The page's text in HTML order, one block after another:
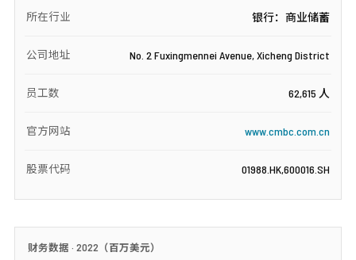
所在行业 银行：商业储蓄
公司地址 No. 2 Fuxingmennei Avenue, Xicheng District
员工数 62,615 人
官方网站 www.cmbc.com.cn
股票代码 01988.HK,600016.SH
财务数据 · 2022 （百万美元）